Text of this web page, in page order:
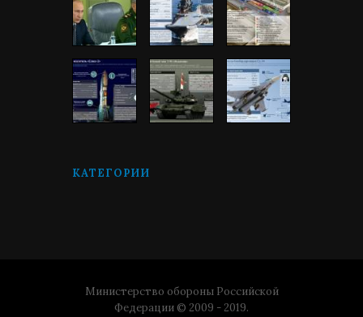
КАТЕГОРИИ
Министерство обороны Российской
Федерации © 2009 - 2019.